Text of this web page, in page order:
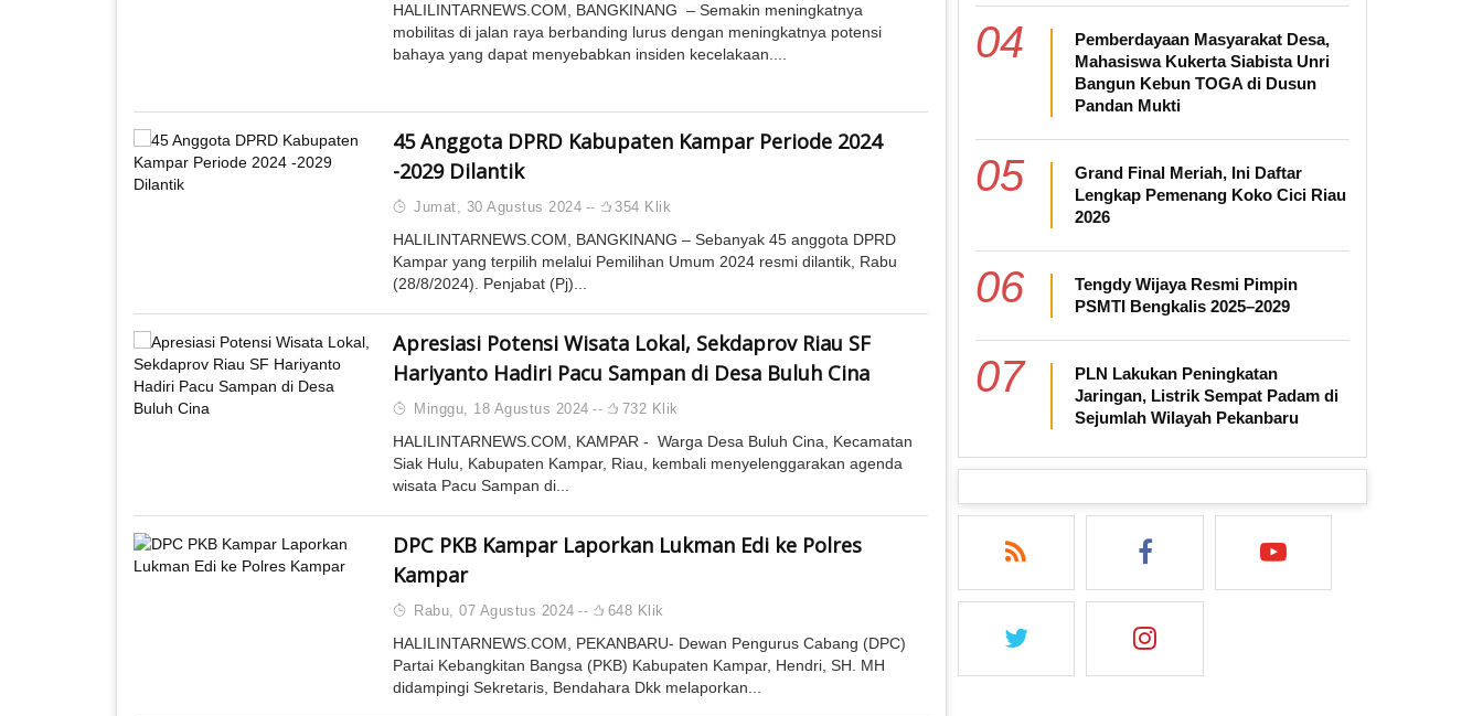
HALILINTARNEWS.COM, BANGKINANG – Semakin meningkatnya
mobilitas di jalan raya berbanding lurus dengan meningkatnya potensi
bahaya yang dapat menyebabkan insiden kecelakaan....
45 Anggota DPRD Kabupaten Kampar Periode 2024
-2029 Dilantik
Jumat, 30 Agustus 2024 354 Klik
HALILINTARNEWS.COM, BANGKINANG – Sebanyak 45 anggota DPRD
Kampar yang terpilih melalui Pemilihan Umum 2024 resmi dilantik, Rabu
(28/8/2024). Penjabat (Pj)...
Apresiasi Potensi Wisata Lokal, Sekdaprov Riau SF
Hariyanto Hadiri Pacu Sampan di Desa Buluh Cina
Minggu, 18 Agustus 2024 732 Klik
HALILINTARNEWS.COM, KAMPAR - Warga Desa Buluh Cina, Kecamatan
Siak Hulu, Kabupaten Kampar, Riau, kembali menyelenggarakan agenda
wisata Pacu Sampan di...
DPC PKB Kampar Laporkan Lukman Edi ke Polres
Kampar
Rabu, 07 Agustus 2024 648 Klik
HALILINTARNEWS.COM, PEKANBARU- Dewan Pengurus Cabang (DPC)
Partai Kebangkitan Bangsa (PKB) Kabupaten Kampar, Hendri, SH. MH
didampingi Sekretaris, Bendahara Dkk melaporkan...
04
Pemberdayaan Masyarakat Desa,
Mahasiswa Kukerta Siabista Unri
Bangun Kebun TOGA di Dusun
Pandan Mukti
05
Grand Final Meriah, Ini Daftar
Lengkap Pemenang Koko Cici Riau
2026
06
Tengdy Wijaya Resmi Pimpin
PSMTI Bengkalis 2025–2029
07
PLN Lakukan Peningkatan
Jaringan, Listrik Sempat Padam di
Sejumlah Wilayah Pekanbaru